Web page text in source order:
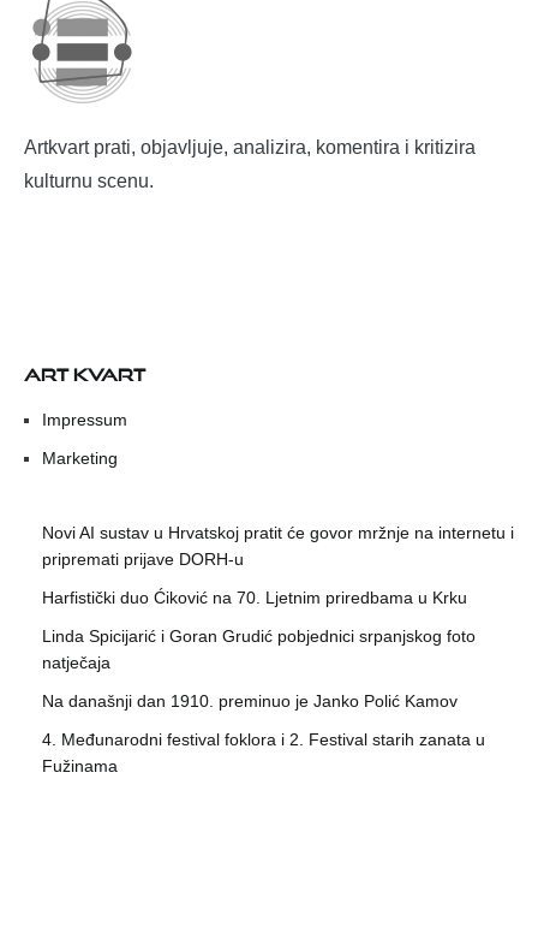
Artkvart prati, objavljuje, analizira, komentira i kritizira
kulturnu scenu.
ART KVART
Impressum
Marketing
Novi AI sustav u Hrvatskoj pratit će govor mržnje na internetu i
pripremati prijave DORH-u
Harfistički duo Ćiković na 70. Ljetnim priredbama u Krku
Linda Spicijarić i Goran Grudić pobjednici srpanjskog foto
natječaja
Na današnji dan 1910. preminuo je Janko Polić Kamov
4. Međunarodni festival foklora i 2. Festival starih zanata u
Fužinama